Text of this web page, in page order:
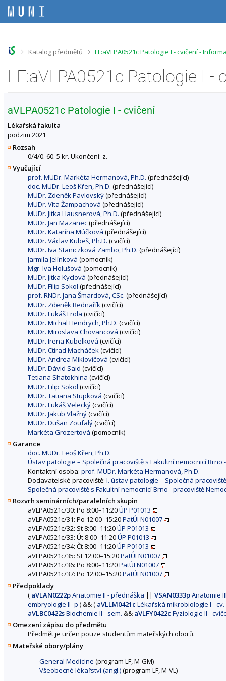
e
e
e
e
>Katalog předmětů >
LF:aVLPA0521c Patologie I - cvičení -
LF:aVLPA0521c Patologie I
aVLPA0521c Patologie I - cvičení
Lékařská fakulta
podzim 2021
Rozsah
0/4/0. 60. 5 kr. Ukončení: z.
Vyučující
prof. MUDr. Markéta Hermanová, Ph.D. (přednášející)
doc. MUDr. Leoš Křen, Ph.D. (přednášející)
MUDr. Zdeněk Pavlovský(přednášející)
MUDr. Víta Žampachová (přednášející)
MUDr. Jitka Hausnerová, Ph.D. (přednášející)
MUDr. Jan Mazanec(přednášející)
MUDr. Katarína Múčková (přednášející)
MUDr. Václav Kubeš, Ph.D. (cvičící)
MUDr. Iva Staniczková Zambo, Ph.D. (přednášející)
Jarmila Jelínková (pomocník)
Mgr. Iva Holušová (pomocník)
MUDr. Jitka Kyclová (přednášející)
MUDr. Filip Sokol (přednášející)
prof. RNDr. Jana Šmardová, CSc. (přednášející)
MUDr. Zdeněk Bednařík(cvičící)
MUDr. Lukáš Frola (cvičící)
MUDr. Michal Hendrych, Ph.D. (cvičící)
MUDr. Miroslava Chovancová (cvičící)
MUDr. Irena Kubelková (cvičící)
MUDr. Ctirad Macháček(cvičící)
MUDr. Andrea Miklovičová (cvičící)
MUDr. Dávid Said (cvičící)
Tetiana Shatokhina (cvičící)
MUDr. Filip Sokol (cvičící)
MUDr. Tatiana Stupková (cvičící)
MUDr. Lukáš Velecký(cvičící)
MUDr. Jakub Vlažný(cvičící)
MUDr. Dušan Zoufalý(cvičící)
Markéta Grozertová (pomocník)
Garance
doc. MUDr. Leoš Křen, Ph.D.
Ústav patologie – Společná pracoviště s Fakultní nemocnicí
Kontaktní osoba: prof. MUDr. Markéta Hermanová, Ph.D.
Dodavatelské pracoviště: I. ústav patologie – Společná
Společná pracoviště s Fakultní nemocnicí Brno - pracoviště
Rozvrh seminárních/paralelních skupin
aVLPA0521c/30: Po 8:00–11:20ÚP P01013
aVLPA0521c/31: Po 12:00–15:20PatÚI N01007
aVLPA0521c/32: St 8:00–11:20ÚP P01013
aVLPA0521c/33: Út 8:00–11:20ÚP P01013
aVLPA0521c/34: Čt 8:00–11:20ÚP P01013
aVLPA0521c/35: St 12:00–15:20PatÚI N01007
aVLPA0521c/36: Po 8:00–11:20PatÚI N01007
aVLPA0521c/37: Po 12:00–15:20PatÚI N01007
Předpoklady
( aVLAN0222pAnatomie II - přednáška || VSAN0333pAnatomie
embryologie II -p )&&( aVLLM0421c Lékařská mikrobiologie I - cv.
aVLBC0422sBiochemie II - sem. && aVLFY0422c Fyziologie II -
Omezení zápisu do předmětu
Předmět je určen pouze studentům mateřských oborů.
Mateřské obory/plány
General Medicine (program LF, M-GM)
Všeobecné lékařství (angl.)(program LF, M-VL)